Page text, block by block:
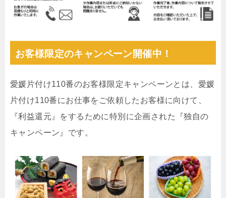
お客様限定のキャンペーン開催中！
愛媛片付け110番のお客様限定キャンペーンとは、愛媛
片付け110番にお仕事をご依頼したお客様に向けて、
『利益還元』をするために特別に企画された『独自の
キャンペーン』です。